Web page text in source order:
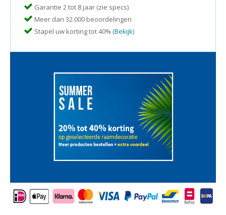
Garantie 2 tot 8 jaar (zie specs)
Meer dan 32.000 beoordelingen
Stapel uw korting tot 40% (Bekijk)